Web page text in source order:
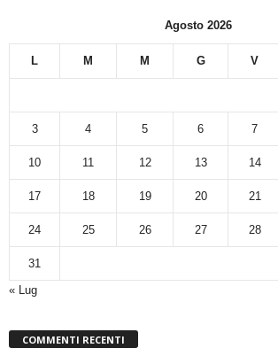
Agosto 2026
L M M G V
3 4 5 6 7
10 11 12 13 14
17 18 19 20 21
24 25 26 27 28
31
« Lug
COMMENTI RECENTI